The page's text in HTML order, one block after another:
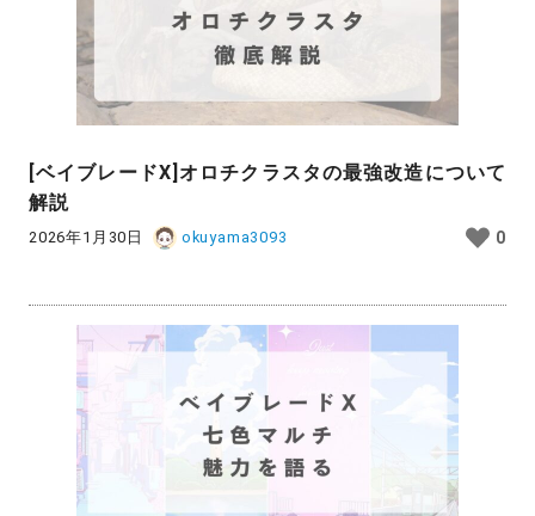
[ベイブレードX]オロチクラスタの最強改造について
解説
2026年1月30日 okuyama3093 0